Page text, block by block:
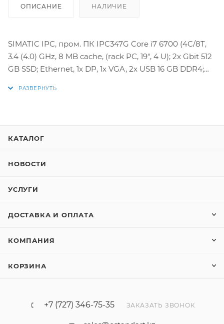
ОПИСАНИЕ НАЛИЧИЕ
SIMATIC IPC, пром. ПК IPC347G Core i7 6700 (4C/8T,
3.4 (4.0) GHz, 8 MB cache, (rack PC, 19", 4 U); 2x Gbit 512
GB SSD; Ethernet, 1x DP, 1x VGA, 2x USB 16 GB DDR4;
КАТАЛОГ
НОВОСТИ
УСЛУГИ
ДОСТАВКА И ОПЛАТА
КОМПАНИЯ
КОРЗИНА
+7 (727) 346-75-35 ЗАКАЗАТЬ ЗВОНОК